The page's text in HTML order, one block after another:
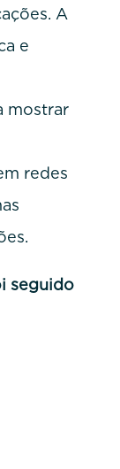
A
e
mostrar
redes
seguido